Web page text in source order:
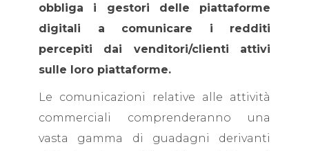
obbliga i gestori delle piattaforme
digitali a comunicare i redditi
percepiti dai venditori/clienti attivi
sulle loro piattaforme.
Le comunicazioni relative alle attività
commerciali comprenderanno una
vasta gamma di guadagni derivanti